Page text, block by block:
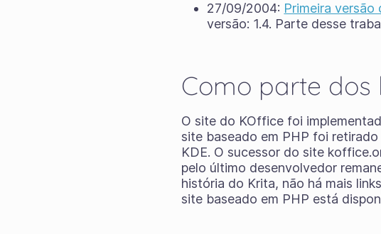
27/09/2004: Primeira
versão: 1.4. Parte desse
Como parte
O site do KOffice foi
site baseado em PHP foi
KDE. O sucessor do site
pelo último desenvolvedor
história do Krita, não há mais
site baseado em PHP está